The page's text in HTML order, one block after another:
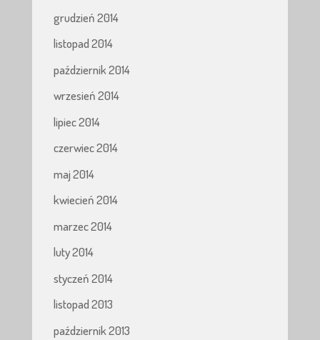
grudzień 2014
listopad 2014
październik 2014
wrzesień 2014
lipiec 2014
czerwiec 2014
maj 2014
kwiecień 2014
marzec 2014
luty 2014
styczeń 2014
listopad 2013
październik 2013